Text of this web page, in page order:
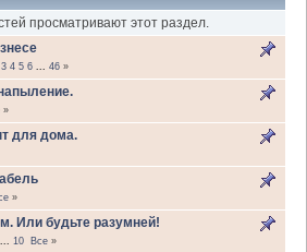
просматривают этот раздел.
3 4 5 6 46 »
»
для дома.
»
Или будьте разумней!
10 Все »